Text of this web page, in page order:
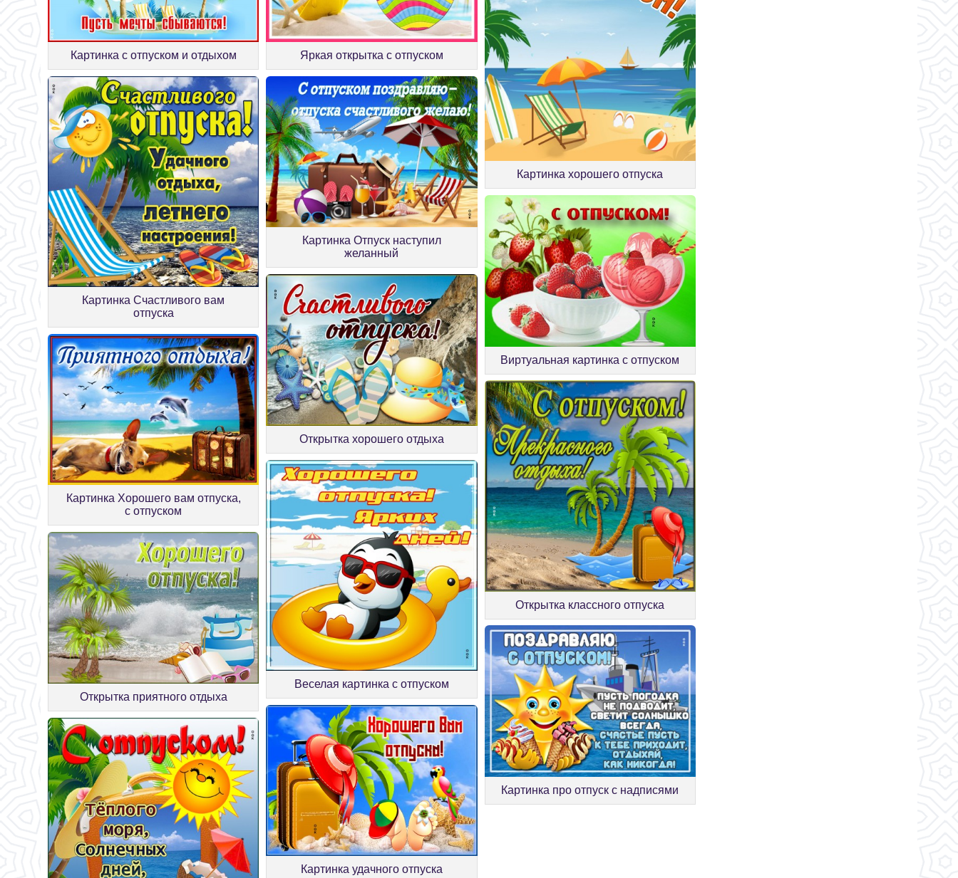
Картинка с отпуском и отдыхом Яркая открытка с отпуском
Картинка хорошего отпуска
Картинка Счастливого вам
отпуска
Картинка Отпуск наступил
желанный
Виртуальная картинка с отпуском
Картинка Хорошего вам отпуска,
с отпуском
Открытка хорошего отдыха
Открытка классного отпуска
Открытка приятного отдыха
Веселая картинка с отпуском
Картинка про отпуск с надписями
Картинка удачного отпуска